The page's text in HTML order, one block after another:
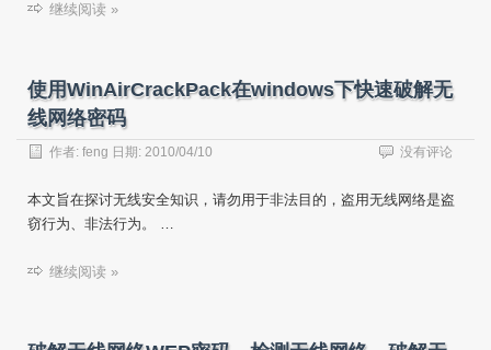
继续阅读 »
使用WinAirCrackPack在windows下快速破解无
线网络密码
作者: feng 日期: 2010/04/10 没有评论
本文旨在探讨无线安全知识，请勿用于非法目的，盗用无线网络是盗
窃行为、非法行为。 …
继续阅读 »